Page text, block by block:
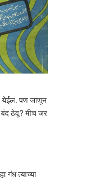
येईल. पण जाणून
बंद ठेवू? मीच जर
गंध त्याच्या